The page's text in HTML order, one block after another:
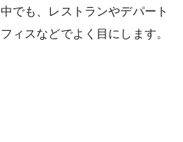
でも、レストランやデパート
ィスなどでよく目にします。